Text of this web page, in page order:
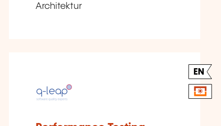
Architektur
EN